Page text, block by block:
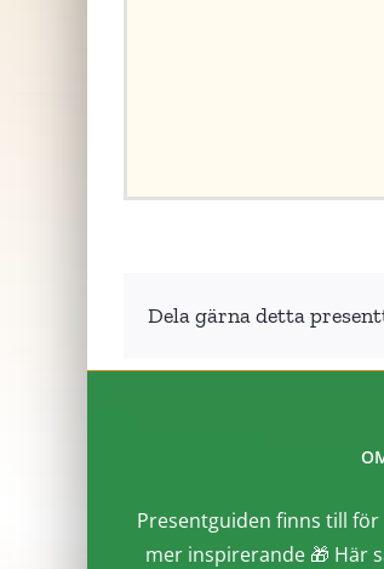
Dela gärna detta
Presentguiden finns till
mer inspirerande 🎁 Här